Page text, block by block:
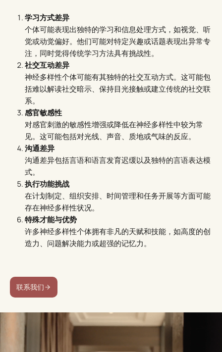
学习方式差异
个体可能表现出独特的学习和信息处理方式，如视觉、听
觉或动觉偏好。他们可能对特定兴趣或话题表现出异常专
注，同时觉得传统学习方法具有挑战性。
社交互动差异
神经多样性个体可能有其独特的社交互动方式。这可能包
括难以解读社交暗示、保持目光接触或建立传统的社交联
系。
感官敏感性
对感官刺激的敏感性增强或降低在神经多样性中较为常
见。这可能包括对光线、声音、质地或气味的反应。
沟通差异
沟通差异包括言语和语言发育迟缓以及独特的言语表达模
式。
执行功能挑战
在计划制定、组织安排、时间管理和任务开展等方面可能
存在神经多样性状况。
特殊才能与优势
许多神经多样性个体拥有非凡的天赋和技能，如高度的创
造力、问题解决能力或超强的记忆力。
联系我们